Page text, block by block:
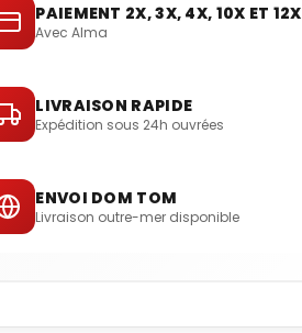
PAIEMENT 2X, 3X, 4X, 10X ET 12X
Avec Alma
LIVRAISON RAPIDE
Expédition sous 24h ouvrées
ENVOI DOM TOM
Livraison outre-mer disponible